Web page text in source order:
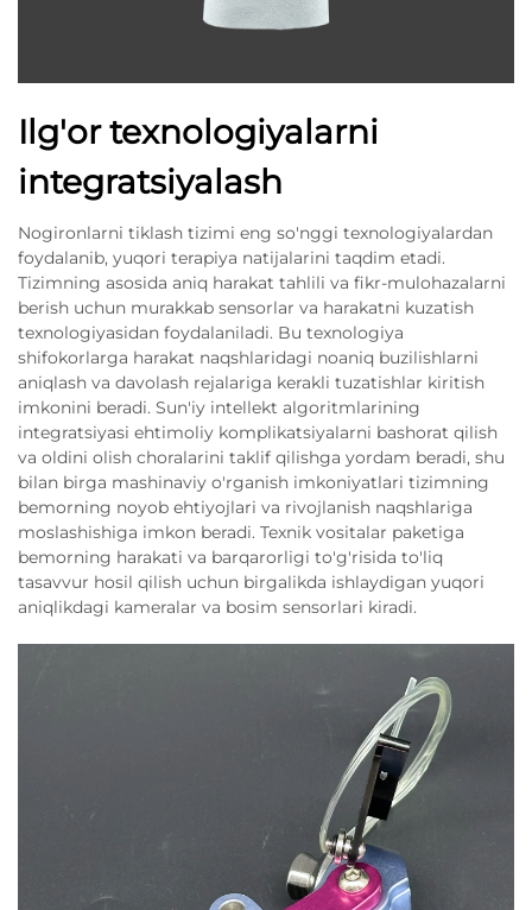
Ilg'or texnologiyalarni
integratsiyalash
Nogironlarni tiklash tizimi eng so'nggi texnologiyalardan
foydalanib, yuqori terapiya natijalarini taqdim etadi.
Tizimning asosida aniq harakat tahlili va fikr-mulohazalarni
berish uchun murakkab sensorlar va harakatni kuzatish
texnologiyasidan foydalaniladi. Bu texnologiya
shifokorlarga harakat naqshlaridagi noaniq buzilishlarni
aniqlash va davolash rejalariga kerakli tuzatishlar kiritish
imkonini beradi. Sun'iy intellekt algoritmlarining
integratsiyasi ehtimoliy komplikatsiyalarni bashorat qilish
va oldini olish choralarini taklif qilishga yordam beradi, shu
bilan birga mashinaviy o'rganish imkoniyatlari tizimning
bemorning noyob ehtiyojlari va rivojlanish naqshlariga
moslashishiga imkon beradi. Texnik vositalar paketiga
bemorning harakati va barqarorligi to'g'risida to'liq
tasavvur hosil qilish uchun birgalikda ishlaydigan yuqori
aniqlikdagi kameralar va bosim sensorlari kiradi.